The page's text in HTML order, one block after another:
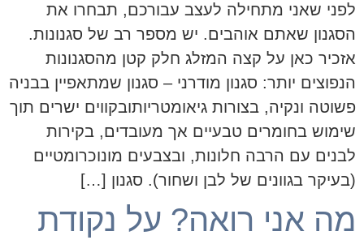
לפני שאני מתחילה לעצב עבורכם, תבחרו את
הסגנון שאתם אוהבים. יש מספר רב של סגנונות.
אזכיר כאן על קצה המזלג חלק קטן מהסגנונות
הנפוצים יותר: סגנון מודרני – סגנון שמתאפיין בבניה
פשוטה ונקיה, בצורות גיאומטריותובקווים ישרים תוך
שימוש בחומרים טבעיים אך מעובדים, בקירות
לבנים עם הרבה חלונות, ובצבעים מונוכרומטיים
(בעיקר בגוונים של לבן ושחור). סגנון […]
מה אני רואה? על נקודת